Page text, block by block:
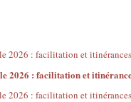
2026 : facilitation et